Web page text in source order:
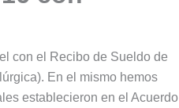
con el Recibo de Sueldo de
En el mismo hemos
establecieron en el Acuerdo